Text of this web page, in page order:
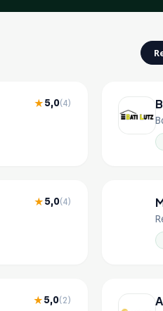
★5,0(4)
★5,0(4)
★5,0(2)